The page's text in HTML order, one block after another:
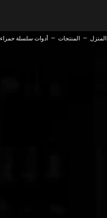
المنزل المنتجات أدوات سلسلة حمراء